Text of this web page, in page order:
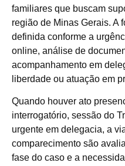
familiares que buscam
região de Minas Gerais. A
definida conforme a
online, análise de
acompanhamento em
liberdade ou atuação em
Quando houver ato
interrogatório, sessão do
urgente em delegacia, a
comparecimento são
fase do caso e a